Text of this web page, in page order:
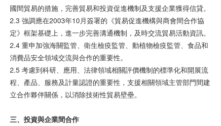
國間貿易的措施，完善貿易和投資促進機制及支援企業獲得信貸。
2.3 強調應在2003年10月簽署的《貿易促進機構與商會間合作協
定》框架基礎上，進一步完善溝通機制，及時交流貿易活動資訊。
2.4 重申加強海關監管、衛生檢疫監管、動植物檢疫監管、食品和
消費品安全領域交流與合作的重要性。
2.5 考慮到科研、應用、法律領域相關評價機制的標準化和開展流
程、產品、服務及計量認證的重要性，支援相關領域主管部門間建
立合作夥伴關係，以消除技術性貿易壁壘。
三、投資與企業間合作